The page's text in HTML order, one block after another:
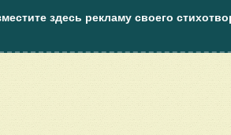
здесь рекламу своего